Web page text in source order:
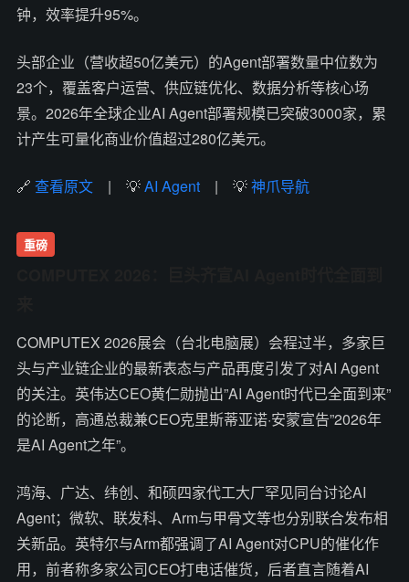
钟，效率提升95%。
头部企业（营收超50亿美元）的Agent部署数量中位数为
23个，覆盖客户运营、供应链优化、数据分析等核心场
景。2026年全球企业AI Agent部署规模已突破3000家，累
计产生可量化商业价值超过280亿美元。
🔗 查看原文 | 💡AI Agent | 💡神爪导航
重磅
COMPUTEX 2026展会（台北电脑展）会程过半，多家巨
头与产业链企业的最新表态与产品再度引发了对AI Agent
的关注。英伟达CEO黄仁勋抛出”AI Agent时代已全面到来”
的论断，高通总裁兼CEO克里斯蒂亚诺·安蒙宣告”2026年
是AI Agent之年”。
鸿海、广达、纬创、和硕四家代工大厂罕见同台讨论AI
Agent；微软、联发科、Arm与甲骨文等也分别联合发布相
关新品。英特尔与Arm都强调了AI Agent对CPU的催化作
用，前者称多家公司CEO打电话催货，后者直言随着AI